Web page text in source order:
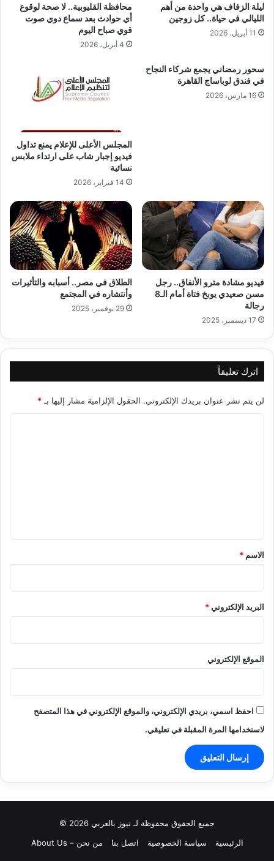
ليلة الزفاف هي واحدة من أهم
الليالي في حياة.. كل زوجين
11 أبريل، 2026
محافظة القليوبية.. لا صحة لوقوع
أي حوادث بعد سماع دوي صوت
قوي صباح اليوم
4 أبريل، 2026
سحور رمضاني يجمع شركاء النجاح
في فندق لوباساج القاهرة
16 مارس، 2026
المجلس الأعلى للإعلام يمنع تداول
فيديو إجبار شاب على ارتداء ملابس
نسائية
14 فبراير، 2026
فيديو مشادة مترو الأنفاق.. رجل
مسن صعيدي يوبخ فتاة أمام الـ8
رجالة
17 ديسمبر، 2025
الطلاق في مصر.. أسبابه والتأثيرات
وأنتشاره في المجتمع
29 نوفمبر، 2025
اترك تعليقاً
لن يتم نشر عنوان بريدك الإلكتروني. الحقول الإلزامية مشار إليها بـ *
*
الاسم *
البريد الإلكتروني*
الموقع الإلكتروني
احفظ اسمي، بريدي الإلكتروني، والموقع الإلكتروني في هذا المتصفح
لاستخدامها المرة المقبلة في تعليقي.
جميع الحقوق محفوظة لـ نيوز بالعربي 2026 ©
الرئيسية
سياسة الخصوصية اتصل بنا من نحن – About Us